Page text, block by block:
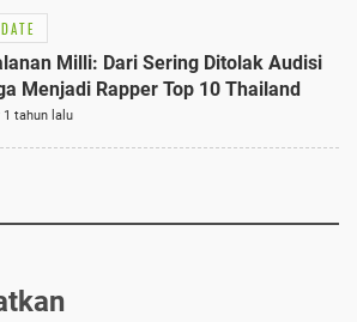
Milli: Dari Sering Ditolak Audisi
Menjadi Rapper Top 10 Thailand
tahun lalu